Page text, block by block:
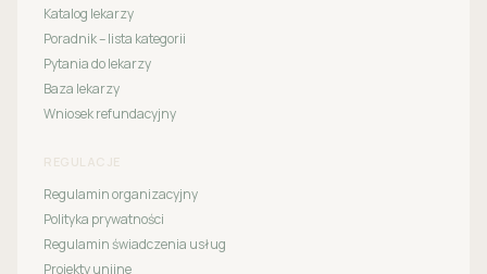
Katalog lekarzy
Poradnik – lista kategorii
Pytania do lekarzy
Baza lekarzy
Wniosek refundacyjny
REGULACJE
Regulamin organizacyjny
Polityka prywatności
Regulamin świadczenia usług
Projekty unijne